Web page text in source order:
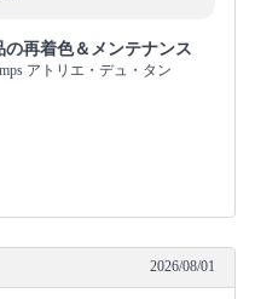
の再着色＆メンテナンス
アトリエ・デュ・タン
2026/08/01